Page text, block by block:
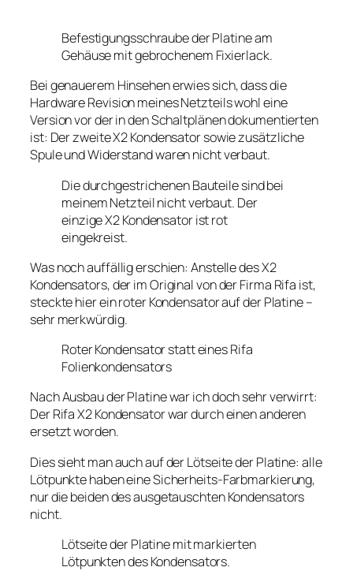
Befestigungsschraube der Platine am
Gehäuse mit gebrochenem Fixierlack.
Bei genauerem Hinsehen erwies sich, dass die
Hardware Revision meines Netzteils wohl eine
Version vor der in den Schaltplänen dokumentierten
ist: Der zweite X2 Kondensator sowie zusätzliche
Spule und Widerstand waren nicht verbaut.
Die durchgestrichenen Bauteile sind bei
meinem Netzteil nicht verbaut. Der
einzige X2 Kondensator ist rot
eingekreist.
Was noch auffällig erschien: Anstelle des X2
Kondensators, der im Original von der Firma Rifa ist,
steckte hier ein roter Kondensator auf der Platine –
sehr merkwürdig.
Roter Kondensator statt eines Rifa
Folienkondensators
Nach Ausbau der Platine war ich doch sehr verwirrt:
Der Rifa X2 Kondensator war durch einen anderen
ersetzt worden.
Dies sieht man auch auf der Lötseite der Platine: alle
Lötpunkte haben eine Sicherheits-Farbmarkierung,
nur die beiden des ausgetauschten Kondensators
nicht.
Lötseite der Platine mit markierten
Lötpunkten des Kondensators.